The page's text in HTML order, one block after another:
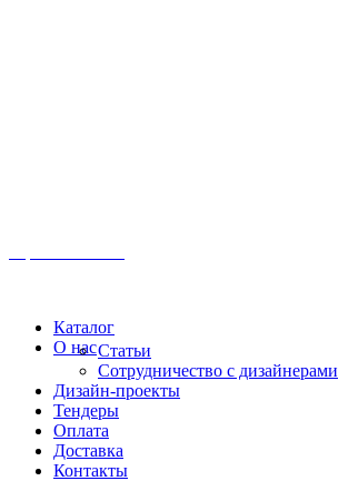
Каталог
О насСтатьи
Сотрудничество с дизайнерами
Дизайн-проекты
Тендеры
Оплата
Доставка
Контакты